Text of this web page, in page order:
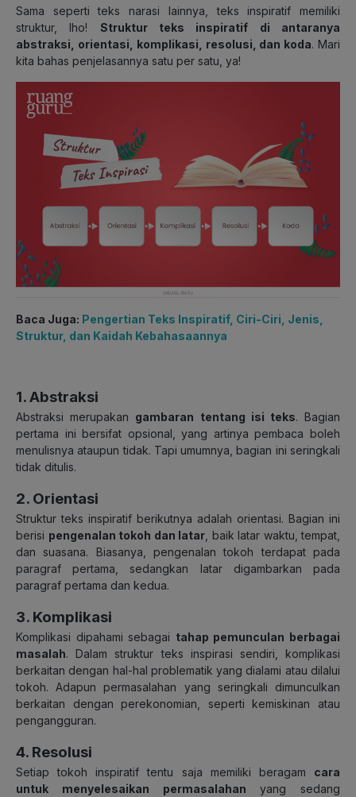
Sama seperti teks narasi lainnya,teks inspiratif memiliki
struktur,
lho! Struktur teks inspiratif di antaranya
abstraksi, orientasi, komplikasi, resolusi, dan koda. Mari
kita bahas penjelasannya satu per satu, ya!
Baca Juga: Pengertian Teks Inspiratif, Ciri-Ciri, Jenis,
Struktur, dan Kaidah Kebahasaannya
1. Abstraksi
Abstraksi merupakan gambaran tentang isi teks. Bagian
pertama ini bersifat opsional, yang artinya pembaca boleh
menulisnya ataupun tidak. Tapi umumnya, bagian ini seringkali
tidak ditulis.
2. Orientasi
Struktur teks inspiratif berikutnya adalah orientasi. Bagian ini
berisi pengenalan tokoh dan latar , baik latar waktu, tempat,
dan suasana. Biasanya, pengenalan tokoh terdapat pada
paragraf pertama, sedangkan latar digambarkan pada
paragraf pertama dan kedua.
3. Komplikasi
Komplikasi dipahami sebagai tahap pemunculan berbagai
masalah. Dalam struktur teks inspirasi sendiri, komplikasi
berkaitan dengan hal-hal problematik yang dialami atau dilalui
tokoh. Adapun permasalahan yang seringkali dimunculkan
berkaitan dengan perekonomian, seperti kemiskinan atau
pengangguran.
4. Resolusi
Setiap tokoh inspiratif tentu saja memiliki beragam cara
untuk menyelesaikan permasalahan yang sedang